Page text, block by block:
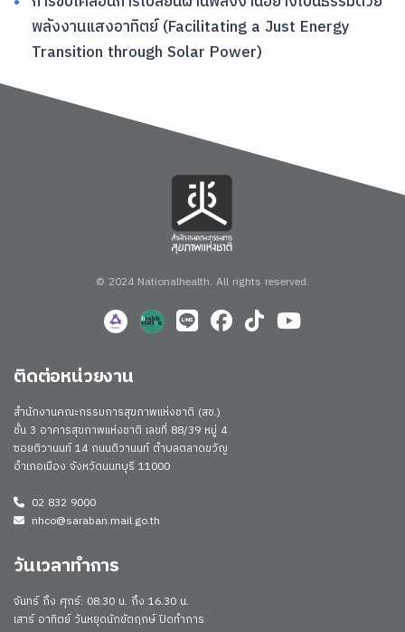
พลังงานแสงอาทิตย์ (Facilitating a Just Energy
Transition through Solar Power)
© 2024 Nationalhealth. All rights reserved.
ติดต่อหน่วยงาน
สำนักงานคณะกรรมการสุขภาพแห่งชาติ (สช.)
ชั้น 3 อาคารสุขภาพแห่งชาติ เลขที่ 88/39 หมู่ 4
ซอยติวานนท์ 14 ถนนติวานนท์ ตำบลตลาดขวัญ
อำเภอเมือง จังหวัดนนทบุรี 11000
02 832 9000
nhco@saraban.mail.go.th
วันเวลาทำการ
จันทร์ ถึง ศุกร์: 08.30 น. ถึง 16.30 น.
เสาร์ อาทิตย์ วันหยุดนักขัตฤกษ์ ปิดทำการ